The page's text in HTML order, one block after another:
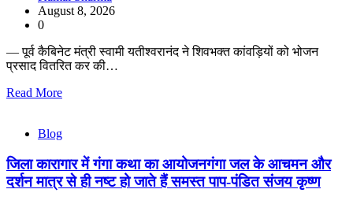
August 8, 2026
0
— पूर्व कैबिनेट मंत्री स्वामी यतीश्वरानंद ने शिवभक्त कांवड़ियों को भोजन
प्रसाद वितरित कर की…
Read More
Blog
जिला कारागार में गंगा कथा का आयोजनगंगा जल के आचमन और
दर्शन मात्र से ही नष्ट हो जाते हैं समस्त पाप-पंडित संजय कृष्ण